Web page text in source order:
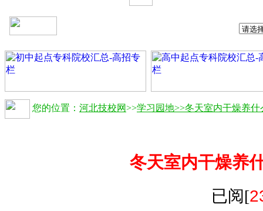
您的位置： 河北技校网>>学习园地>>冬天室内干燥养什
冬天室内干燥养
已阅[